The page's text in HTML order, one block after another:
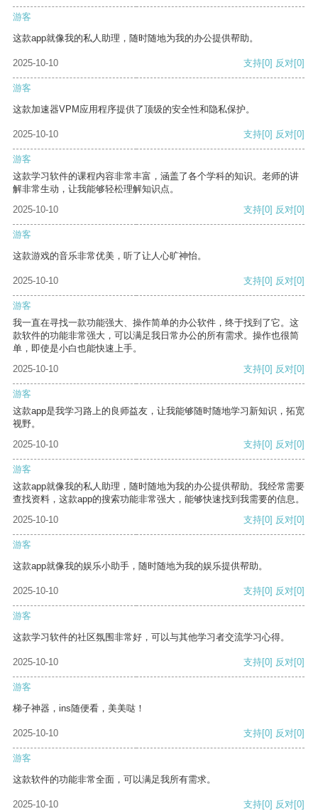
游客
这款app就像我的私人助理，随时随地为我的办公提供帮助。
2025-10-10 支持[0] 反对[0]
游客
这款加速器VPM应用程序提供了顶级的安全性和隐私保护。
2025-10-10 支持[0] 反对[0]
游客
这款学习软件的课程内容非常丰富，涵盖了各个学科的知识。老师的讲
解非常生动，让我能够轻松理解知识点。
2025-10-10
支持[0] 反对[0]
游客
这款游戏的音乐非常优美，听了让人心旷神怡。
2025-10-10 支持[0] 反对[0]
游客
我一直在寻找一款功能强大、操作简单的办公软件，终于找到了它。这
款软件的功能非常强大，可以满足我日常办公的所有需求。操作也很简
单，即使是小白也能快速上手。
2025-10-10
支持[0] 反对[0]
游客
这款app是我学习路上的良师益友，让我能够随时随地学习新知识，拓宽
视野。
2025-10-10
支持[0] 反对[0]
游客
这款app就像我的私人助理，随时随地为我的办公提供帮助。我经常需要
查找资料，这款app的搜索功能非常强大，能够快速找到我需要的信息。
2025-10-10
支持[0] 反对[0]
游客
这款app就像我的娱乐小助手，随时随地为我的娱乐提供帮助。
2025-10-10 支持[0] 反对[0]
游客
这款学习软件的社区氛围非常好，可以与其他学习者交流学习心得。
2025-10-10 支持[0] 反对[0]
游客
梯子神器，ins随便看，美美哒！
2025-10-10 支持[0] 反对[0]
游客
这款软件的功能非常全面，可以满足我所有需求。
2025-10-10 支持[0] 反对[0]